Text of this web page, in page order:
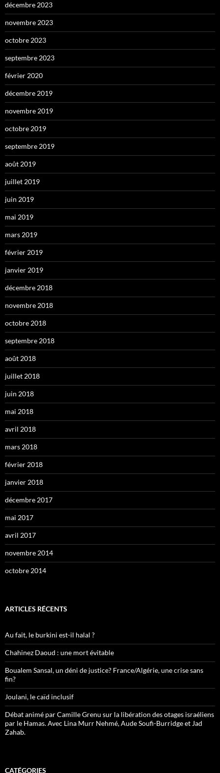
décembre 2023
novembre 2023
octobre 2023
septembre 2023
février 2020
décembre 2019
novembre 2019
octobre 2019
septembre 2019
août 2019
juillet 2019
juin 2019
mai 2019
mars 2019
février 2019
janvier 2019
décembre 2018
novembre 2018
octobre 2018
septembre 2018
août 2018
juillet 2018
juin 2018
mai 2018
avril 2018
mars 2018
février 2018
janvier 2018
décembre 2017
mai 2017
avril 2017
novembre 2014
octobre 2014
ARTICLES RÉCENTS
Au fait, le burkini est-il halal ?
Chahinez Daoud : une mort évitable
Boualem Sansal, un déni de justice? France/Algérie, une crise sans
fin?
Joulani, le caïd inclusif
Débat animé par Camille Grenu sur la libération des otages israéliens
par le Hamas. Avec Lina Murr Nehmé, Aude Soufi-Burridge et Jad
Zahab.
CATÉGORIES